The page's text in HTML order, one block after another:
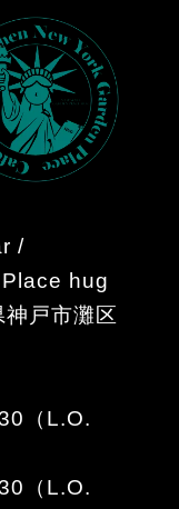
/
hug
戸市灘区
（L.O.
（L.O.